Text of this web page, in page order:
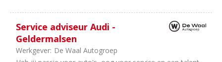
Service adviseur Audi -
Geldermalsen
Werkgever: De Waal Autogroep